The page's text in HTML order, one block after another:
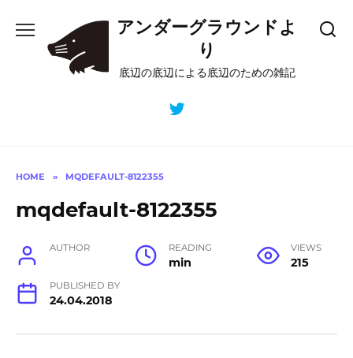
content
アンダーグラウンドよ
り
底辺の底辺による底辺のための雑記
HOME » MQDEFAULT-8122355
mqdefault-8122355
AUTHOR READING
min
VIEWS
215
PUBLISHED BY
24.04.2018